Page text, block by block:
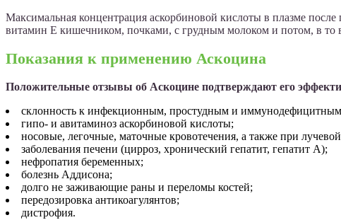
Максимальная концентрация аскорбиновой кислоты в плазме
витамин Е кишечником, почками, с грудным молоком и потом, в то
Показания к применению Аскоцина
Положительные отзывы об Аскоцине подтверждают его
склонность к инфекционным, простудным и иммунодефицитным
гипо- и авитаминоз аскорбиновой кислоты;
носовые, легочные, маточные кровотечения, а также при
заболевания печени (цирроз, хронический гепатит, гепатит А);
нефропатия беременных;
болезнь Аддисона;
долго не заживающие раны и переломы костей;
передозировка антикоагулянтов;
дистрофия.